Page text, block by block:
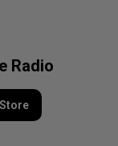
Radio